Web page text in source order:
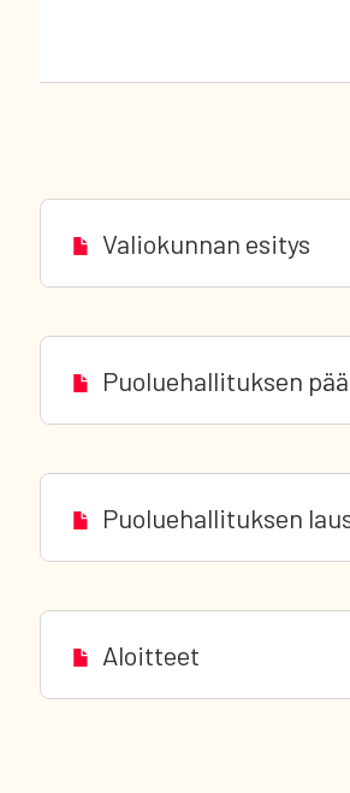
Valiokunnan esitys
Puoluehallituksen
Puoluehallituksen
Aloitteet